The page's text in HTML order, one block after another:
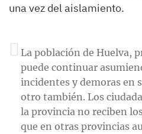
una vez del aislamiento.
La población de Huelva,
puede continuar
incidentes y demoras en
otro también. Los
la provincia no reciben
que en otras provincias